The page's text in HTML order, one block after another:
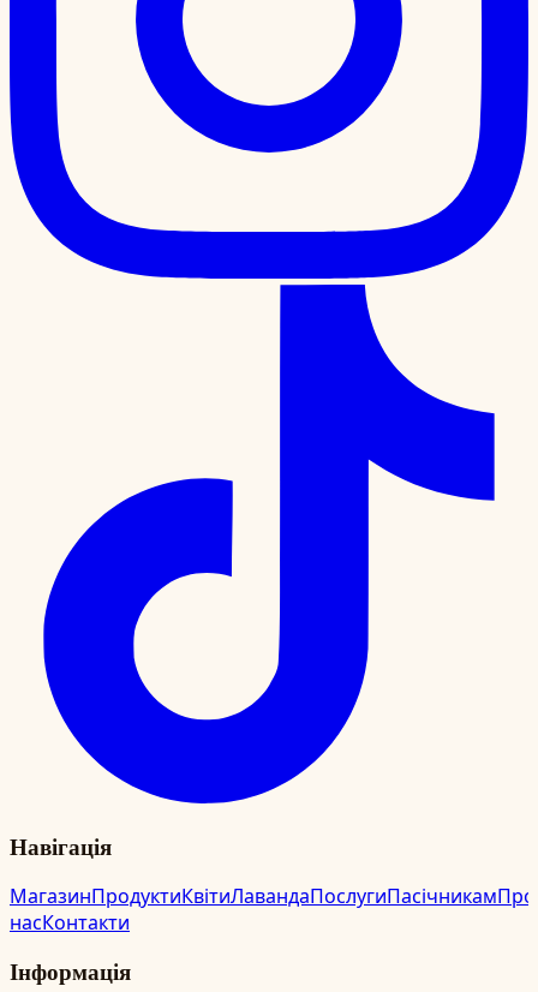
Навігація
МагазинПродуктиКвітиЛавандаПослугиПасічникамПро
насКонтакти
Інформація